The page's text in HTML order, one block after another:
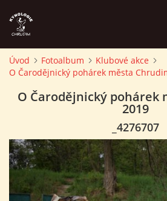
ÚVOD
ZÁVODY A PROPOZICE
PSÍ AKADEMIE
Úvod Fotoalbum
Klubové akce
O Čarodějnický pohárek města
O Čarodějnický pohárek
2019
_4276707